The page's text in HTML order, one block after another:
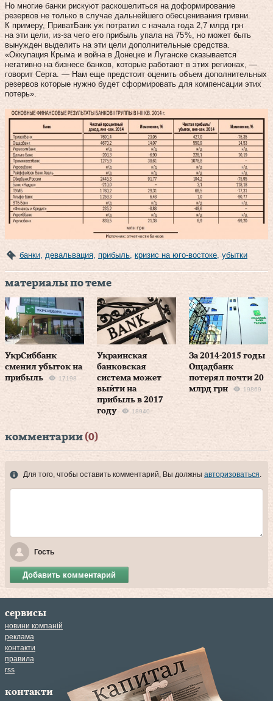
Но многие банки рискуют раскошелиться на доформирование
резервов не только в случае дальнейшего обесценивания гривни.
К примеру, ПриватБанк уж потратил с начала года 2,7 млрд грн
на эти цели, из‑за чего его прибыль упала на 75 %, но может быть
вынужден выделить на эти цели дополнительные средства.
«Оккупация Крыма и война в Донецке и Луганске сказывается
негативно на бизнесе банков, которые работают в этих регионах, —
говорит Серга. — Нам еще предстоит оценить объем дополнительных
резервов которые нужно будет сформировать для компенсации этих
потерь».
банки девальвация прибыль кризис на юго-востоке убытки
материалы по теме
УкрСиббанк
сменил убыток на
прибыль
17198
Украинская
банковская
система может
выйти на
прибыль в 2017
году
18940
За 2014-2015 годы
Ощадбанк
потерял почти 20
млрд грн
19869
комментарии (0)
Для того, чтобы оставить комментарий, Вы должны авторизоваться.
Гость
Добавить комментарий
сервисы
новини компаній
реклама
контакти
правила
rss
контакти